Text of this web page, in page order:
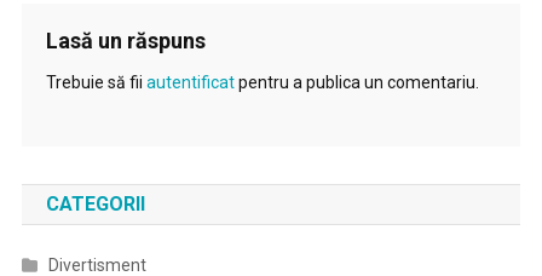
Lasă un răspuns
Trebuie să fii autentificatpentru a publica un comentariu.
CATEGORII
Divertisment